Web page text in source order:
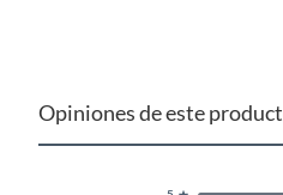
Opiniones de este